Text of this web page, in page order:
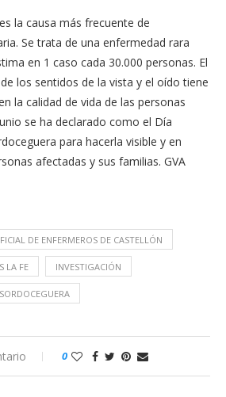
la causa más frecuente de
Se trata de una enfermedad rara
en 1 caso cada 30.000 personas. El
los sentidos de la vista y el oído tiene
la calidad de vida de las personas
se ha declarado como el Día
para hacerla visible y en
afectadas y sus familias. GVA
DE ENFERMEROS DE CASTELLÓN
LA FE INVESTIGACIÓN
SORDOCEGUERA
0